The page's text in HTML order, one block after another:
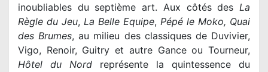
inoubliables du septième art. Aux côtés des La
Règle du Jeu, La Belle Equipe, Pépé le Moko, Quai
des Brumes, au milieu des classiques de Duvivier,
Vigo, Renoir, Guitry et autre Gance ou Tourneur,
Hôtel du Nord représente la quintessence du